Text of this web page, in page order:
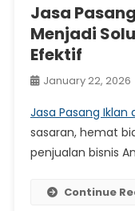
Jasa
Menjadi
Efektif
January 22, 2026
Jasa Pasang Iklan
sasaran, hemat
penjualan bisnis
Continue